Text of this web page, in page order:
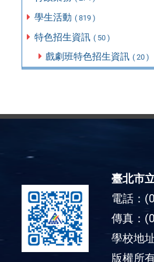
學生活動 ( 819 )
特色招生資訊 ( 50 )
戲劇班特色招生資訊 ( 20 )
臺北市
電話：
傳真：
學校地
版權所